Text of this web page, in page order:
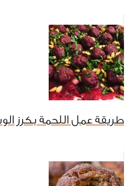
طريقة عمل اللحمة بكرز